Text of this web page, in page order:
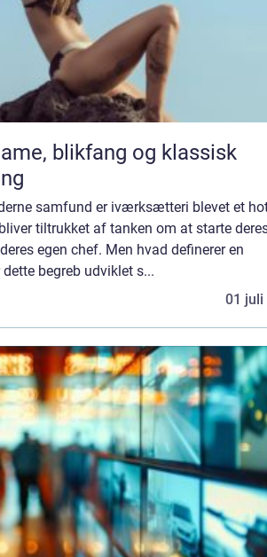
samfund er iværksætteri blevet et
tiltrukket af tanken om at starte
egen chef. Men hvad definerer en
begreb udviklet s...
01 juli